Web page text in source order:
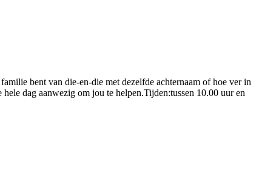
bent van die-en-die met dezelfde achternaam of hoe ver in
dag aanwezig om jou te helpen.Tijden:tussen 10.00 uur en